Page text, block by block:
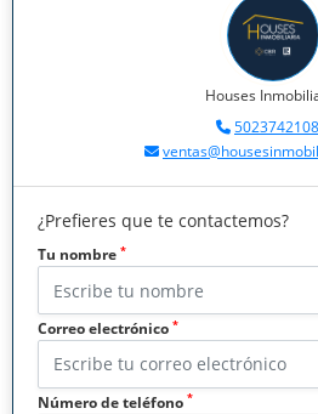
Houses
¿Prefieres que te contactemos?
Tu nombre *
Correo electrónico *
Número de teléfono *